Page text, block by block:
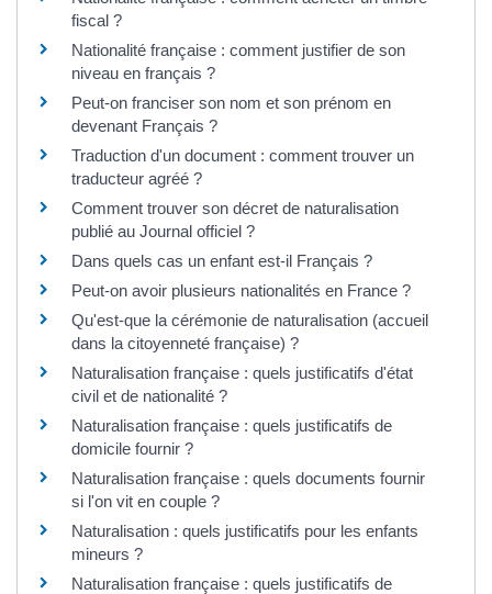
fiscal ?
Nationalité française : comment justifier de son
niveau en français ?
Peut-on franciser son nom et son prénom en
devenant Français ?
Traduction d'un document : comment trouver un
traducteur agréé ?
Comment trouver son décret de naturalisation
publié au Journal officiel ?
Dans quels cas un enfant est-il Français ?
Peut-on avoir plusieurs nationalités en France ?
Qu'est-que la cérémonie de naturalisation (accueil
dans la citoyenneté française) ?
Naturalisation française : quels justificatifs d'état
civil et de nationalité ?
Naturalisation française : quels justificatifs de
domicile fournir ?
Naturalisation française : quels documents fournir
si l'on vit en couple ?
Naturalisation : quels justificatifs pour les enfants
mineurs ?
Naturalisation française : quels justificatifs de